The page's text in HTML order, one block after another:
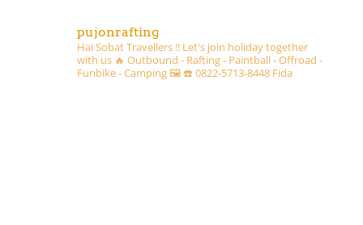
pujonrafting
Hai Sobat Travellers !! Let's join holiday together
with us 🔥 Outbound - Rafting - Paintball - Offroad -
Funbike - Camping 🖼☎️ 0822-5713-8448 Fida